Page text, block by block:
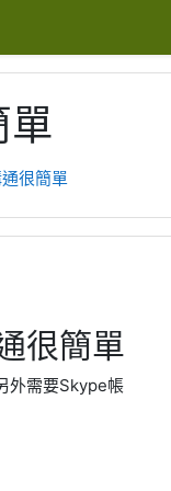
很簡單
很簡單
外需要Skype帳